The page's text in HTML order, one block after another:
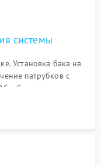
системы
Установка бака на
патрубков с
стыков
протечек воды.